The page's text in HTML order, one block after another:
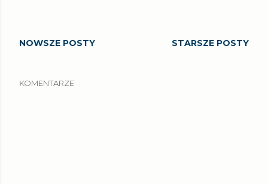
NOWSZE POSTY STARSZE POSTY
KOMENTARZE